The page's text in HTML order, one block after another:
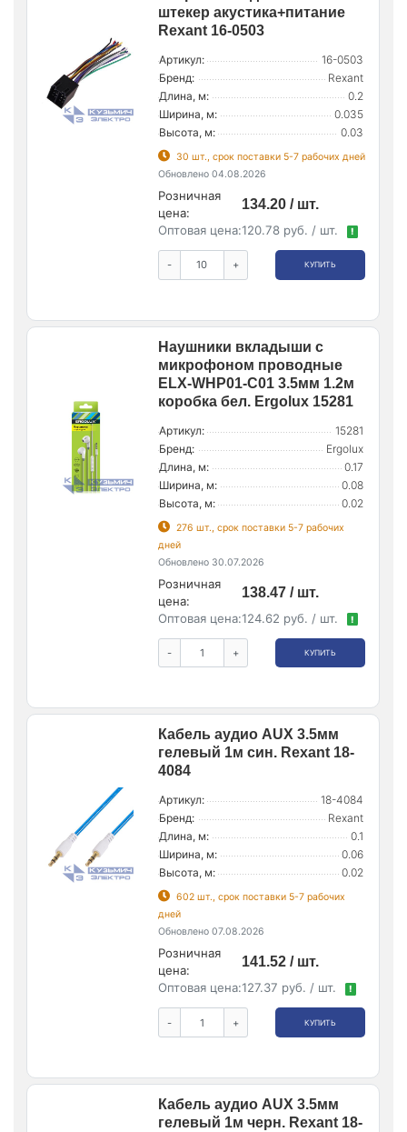
штекер акустика+питание
Rexant 16-0503
Артикул:
16-0503
Бренд:
Rexant
Длина, м:
0.2
Ширина, м:
0.035
Высота, м:
0.03
30 шт., срок поставки 5-7 рабочих дней
Обновлено 04.08.2026
Розничная
цена:
134.20 / шт.
Оптовая цена:120.78 руб. / шт. !
- + КУПИТЬ
Наушники вкладыши с
микрофоном проводные
ELX-WHP01-C01 3.5мм 1.2м
коробка бел. Ergolux 15281
Артикул:
15281
Бренд:
Ergolux
Длина, м:
0.17
Ширина, м:
0.08
Высота, м:
0.02
276 шт., срок поставки 5-7 рабочих
дней
Обновлено 30.07.2026
Розничная
цена:
138.47 / шт.
Оптовая цена:124.62 руб. / шт. !
- + КУПИТЬ
Кабель аудио AUX 3.5мм
гелевый 1м син. Rexant 18-
4084
Артикул:
18-4084
Бренд:
Rexant
Длина, м:
0.1
Ширина, м:
0.06
Высота, м:
0.02
602 шт., срок поставки 5-7 рабочих
дней
Обновлено 07.08.2026
Розничная
цена:
141.52 / шт.
Оптовая цена:127.37 руб. / шт. !
- + КУПИТЬ
Кабель аудио AUX 3.5мм
гелевый 1м черн. Rexant 18-